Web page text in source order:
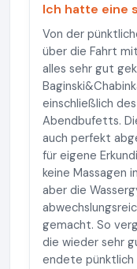
Ich hatte eine
Von der
über die Fahrt
alles sehr gut
einschließlich
Abendbufetts.
auch perfekt
für eigene
keine Massagen
aber die
gemacht. So
die wieder sehr
endete pünktlich